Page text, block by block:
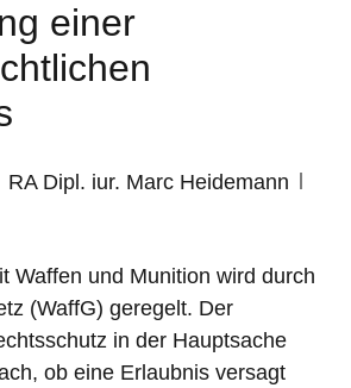
einer
RA Dipl. iur. Marc Heidemann
Waffen und Munition wird durch
(WaffG) geregelt. Der
in der Hauptsache
ob eine Erlaubnis versagt